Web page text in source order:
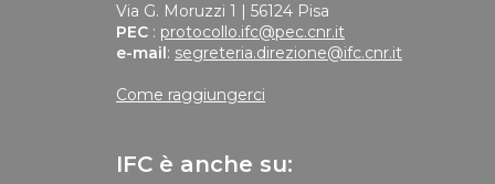
Via G. Moruzzi 1 | 56124 Pisa
PEC : protocollo.ifc@pec.cnr.it
e-mail: segreteria.direzione@ifc.cnr.it
Come raggiungerci
IFC è anche su: